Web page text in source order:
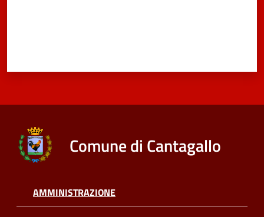
Seguici
Comune di Cantagallo
AMMINISTRAZIONE